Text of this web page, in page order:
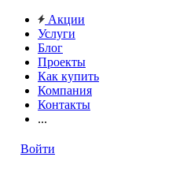
Акции
Услуги
Блог
Проекты
Как купить
Компания
Контакты
...
Войти